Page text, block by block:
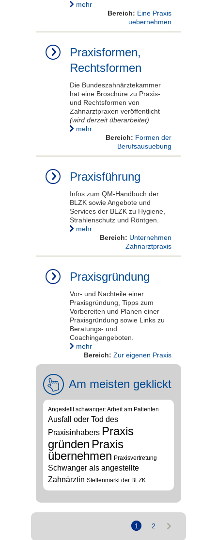
mehr
Bereich: Eine Praxis
uebernehmen
Praxisformen,
Rechtsformen
Die Bundeszahnärztekammer
hat eine Broschüre zu Praxis-
und Rechtsformen von
Zahnarztpraxen veröffentlicht
(wird derzeit überarbeitet)
mehr
Bereich: Formen der
Berufsausuebung
Praxisführung
Infos zum QM-Handbuch der
BLZK sowie Angebote und
Services der BLZK zu Hygiene,
Strahlenschutz und Röntgen.
mehr
Bereich: Unternehmen
Zahnarztpraxis
Praxisgründung
Vor- und Nachteile einer
Praxisgründung, Tipps zum
Vorbereiten und Planen einer
Praxisgründung sowie Links zu
Beratungs- und
Coachingangeboten.
mehr
Bereich: Zur eigenen Praxis
Am meisten geklickt
Angestellt schwanger: Arbeit am Patienten
Ausfall oder Tod des
Praxisinhabers Praxis
gründen Praxis
übernehmen Praxisvertretung
Schwanger als angestellte
Zahnärztin Stellenmarkt der BLZK
1 2